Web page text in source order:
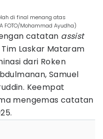
di final menang atas
FOTO/Mohammad Ayudha)
catatan assist
Laskar Mataram
dari Roken
Samuel
Keempat
mengemas catatan